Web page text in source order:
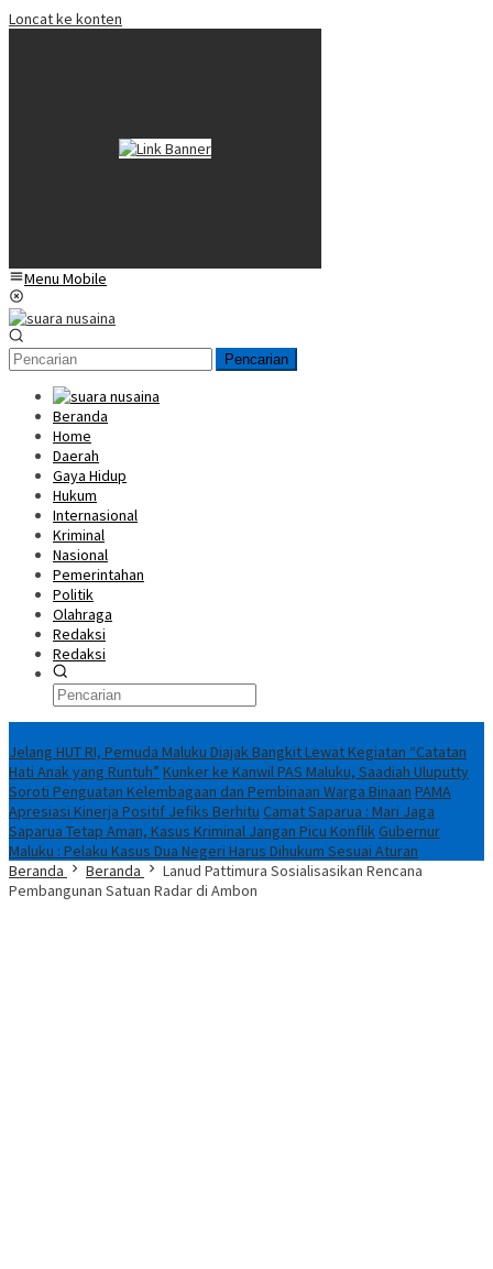
Loncat ke konten
Menu Mobile
Pencarian
Beranda
Home
Daerah
Gaya Hidup
Hukum
Internasional
Kriminal
Nasional
Pemerintahan
Politik
Olahraga
Redaksi
Redaksi
Jelang HUT RI, Pemuda Maluku Diajak Bangkit Lewat Kegiatan “Catatan
Hati Anak yang Runtuh” Kunker ke Kanwil PAS Maluku, Saadiah Uluputty
Soroti Penguatan Kelembagaan dan Pembinaan Warga Binaan PAMA
Apresiasi Kinerja Positif Jefiks Berhitu Camat Saparua : Mari Jaga
Saparua Tetap Aman, Kasus Kriminal Jangan Picu KonflikGubernur
Maluku : Pelaku Kasus Dua Negeri Harus Dihukum Sesuai Aturan
Beranda
Beranda
Lanud Pattimura Sosialisasikan Rencana
Pembangunan Satuan Radar di Ambon